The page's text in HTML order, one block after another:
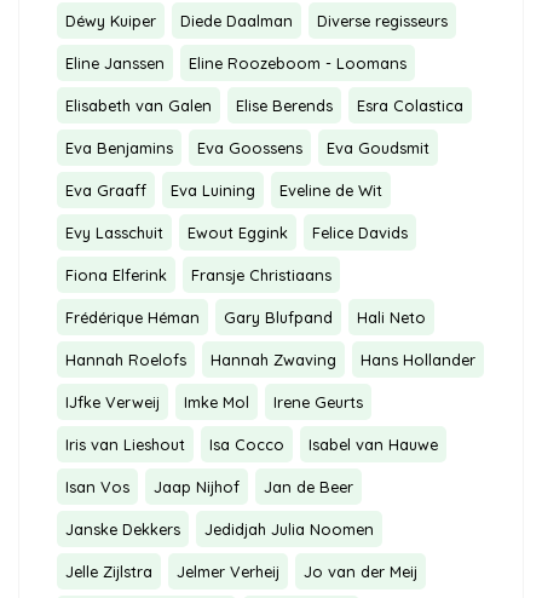
Déwy Kuiper Diede Daalman Diverse regisseurs
Eline Janssen Eline Roozeboom - Loomans
Elisabeth van Galen Elise Berends Esra Colastica
Eva Benjamins Eva Goossens Eva Goudsmit
Eva Graaff Eva Luining Eveline de Wit
Evy Lasschuit Ewout Eggink Felice Davids
Fiona Elferink Fransje Christiaans
Frédérique Héman Gary Blufpand Hali Neto
Hannah Roelofs Hannah Zwaving Hans Hollander
IJfke Verweij Imke Mol Irene Geurts
Iris van Lieshout Isa Cocco Isabel van Hauwe
Isan Vos Jaap Nijhof Jan de Beer
Janske Dekkers Jedidjah Julia Noomen
Jelle Zijlstra Jelmer Verheij Jo van der Meij